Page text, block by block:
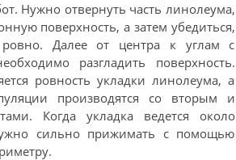
Нужно отвернуть часть линолеума,
поверхность, а затем убедиться,
Далее от центра к углам с
разгладить поверхность.
ровность укладки линолеума, а
производятся со вторым и
Когда укладка ведется около
сильно прижимать с помощью